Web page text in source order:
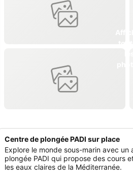
Centre de plongée PADI sur place
Explore le monde sous-marin avec
plongée PADI qui propose des cours
les eaux claires de la Méditerranée.